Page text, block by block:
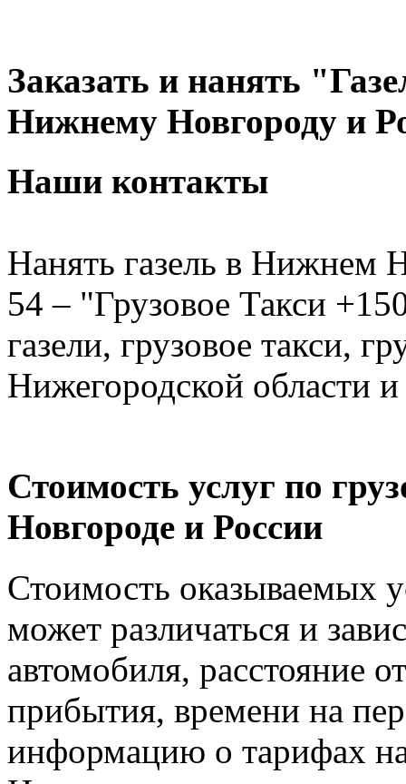
Заказать и нанять
Нижнему Новгороду и
Наши контакты
Нанять газель в Нижнем
54 – "Грузовое Такси
газели, грузовое такси,
Нижегородской области
Стоимость услуг по
Новгороде и России
Стоимость оказываемых
может различаться и
автомобиля, расстояние
прибытия, времени на
информацию о тарифах